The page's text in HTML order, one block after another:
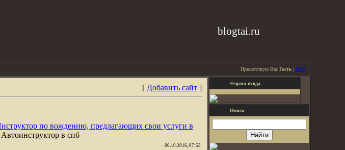
blogtai.ru
Приветствую Вас Гость | RSS
[ Добавить сайт ]
по вождению, предлагающих свои услуги в
Автоинструктор в спб
06.10.2016, 07:53
Форма входа
Поиск